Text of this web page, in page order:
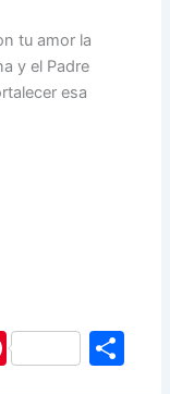
tu amor la
y el Padre
esa
Pi